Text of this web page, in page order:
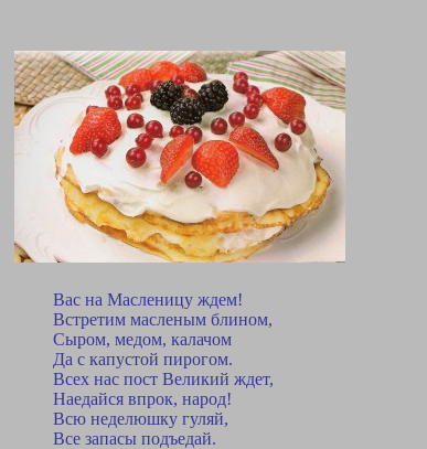
Вас на Масленицу ждем!
Встретим масленым блином,
Сыром, медом, калачом
Да с капустой пирогом.
Всех нас пост Великий ждет,
Наедайся впрок, народ!
Всю неделюшку гуляй,
Все запасы подъедай.